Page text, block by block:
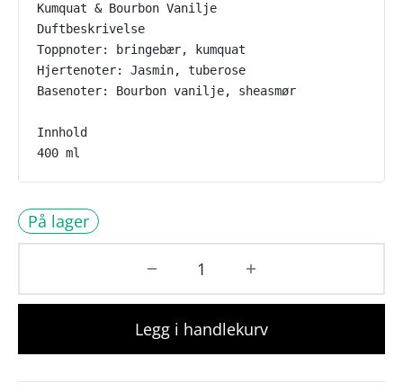
Kumquat & Bourbon Vanilje
Duftbeskrivelse
Toppnoter: bringebær, kumquat
Hjertenoter: Jasmin, tuberose
Basenoter: Bourbon vanilje, sheasmør
Innhold
400 ml
På lager
Legg i handlekurv